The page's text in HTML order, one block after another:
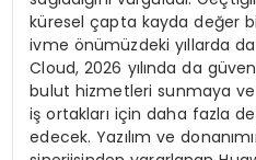
küresel çapta kayda değer
ivme önümüzdeki yıllarda
Cloud, 2026 yılında da
bulut hizmetleri sunmaya
iş ortakları için daha fazla
edecek. Yazılım ve